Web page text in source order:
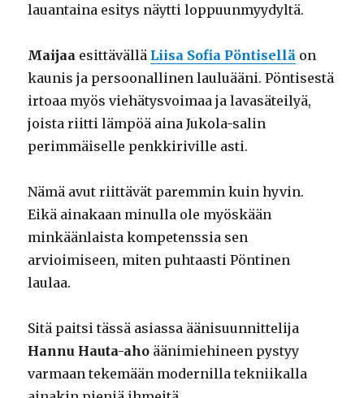
lauantaina esitys näytti loppuunmyydyltä.
Maijaa esittävällä Liisa Sofia Pöntisellä on
kaunis ja persoonallinen lauluääni. Pöntisestä
irtoaa myös viehätysvoimaa ja lavasäteilyä,
joista riitti lämpöä aina Jukola-salin
perimmäiselle penkkiriville asti.
Nämä avut riittävät paremmin kuin hyvin.
Eikä ainakaan minulla ole myöskään
minkäänlaista kompetenssia sen
arvioimiseen, miten puhtaasti Pöntinen
laulaa.
Sitä paitsi tässä asiassa äänisuunnittelija
Hannu Hauta-aho äänimiehineen pystyy
varmaan tekemään modernilla tekniikalla